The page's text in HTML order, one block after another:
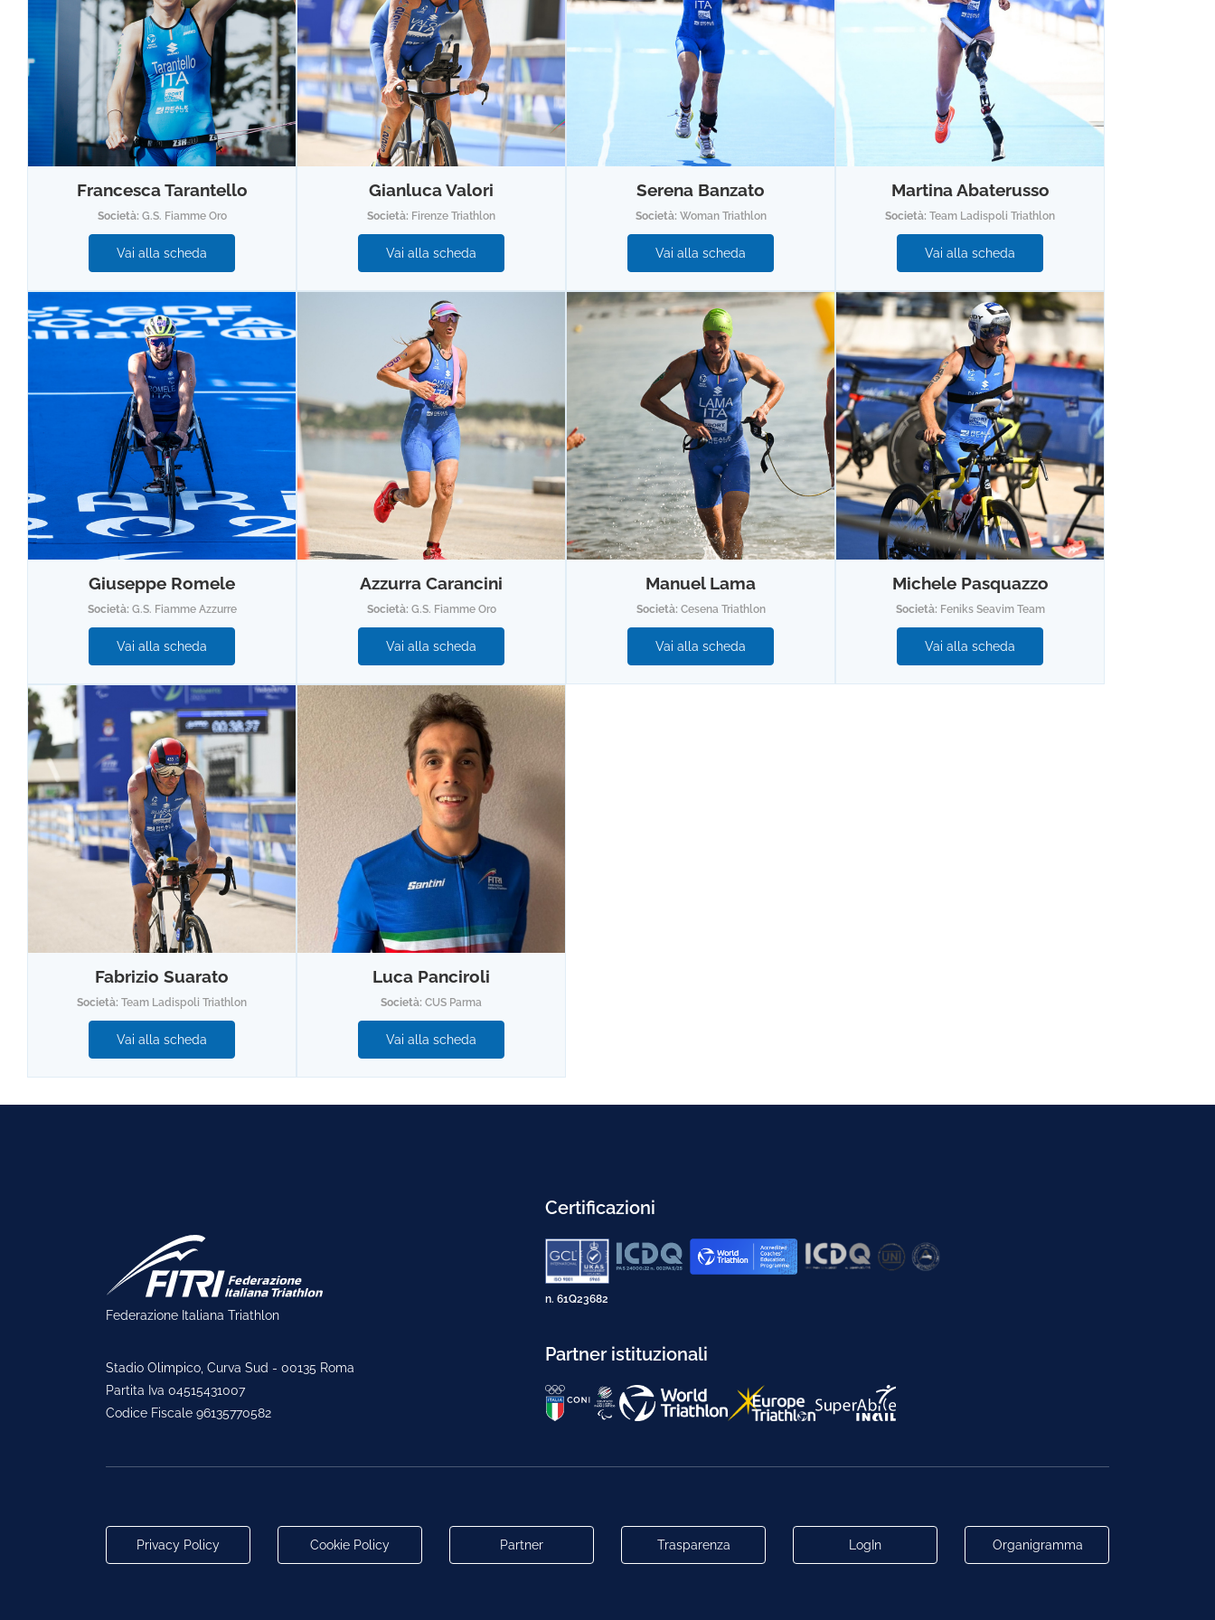
Francesca Tarantello
Società: G.S. Fiamme Oro
Vai alla scheda
Gianluca Valori
Società: Firenze Triathlon
Vai alla scheda
Serena Banzato
Società: Woman Triathlon
Vai alla scheda
Martina Abaterusso
Società: Team Ladispoli Triathlon
Vai alla scheda
Giuseppe Romele
Società: G.S. Fiamme Azzurre
Vai alla scheda
Azzurra Carancini
Società: G.S. Fiamme Oro
Vai alla scheda
Manuel Lama
Società: Cesena Triathlon
Vai alla scheda
Michele Pasquazzo
Società: Feniks Seavim Team
Vai alla scheda
Fabrizio Suarato
Società: Team Ladispoli Triathlon
Vai alla scheda
Luca Panciroli
Società: CUS Parma
Vai alla scheda
Federazione Italiana Triathlon
Stadio Olimpico, Curva Sud - 00135 Roma
Partita Iva 04515431007
Codice Fiscale 96135770582
Certificazioni
n. 61Q23682
Partner istituzionali
Privacy Policy Cookie Policy Partner Trasparenza LogIn Organigramma